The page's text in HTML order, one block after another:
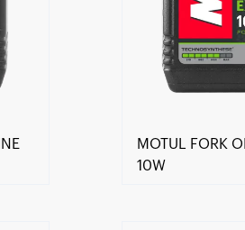
MOTUL FORK
10W